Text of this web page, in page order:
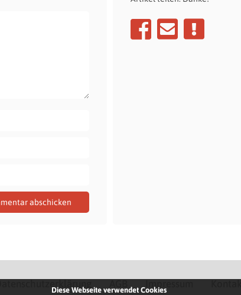
Datenschutzerklärung Impressum
Diese Webseite verwendet Cookies